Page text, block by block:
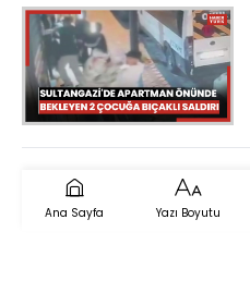
Ana Sayfa Yazı Boyutu